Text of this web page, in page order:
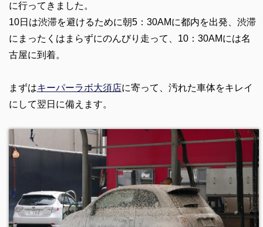
に行ってきました。
10日は渋滞を避けるために朝5：30AMに都内を出発、渋滞
にまったくはまらずにのんびり走って、10：30AMには名
古屋に到着。
まずはキーパーラボ大須店に寄って、汚れた車体をキレイ
にして翌日に備えます。